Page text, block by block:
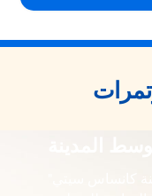
المدينة
كانساس سيتي"